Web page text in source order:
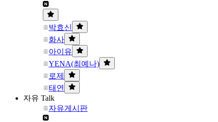
박효신
화사
아이유
YENA(최예나)
로제
태연
자유 Talk
자유게시판